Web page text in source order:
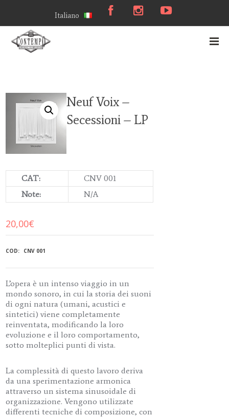
Italiano
Neuf Voix –
Secessioni – LP
CAT:
CNV 001
Note:
N/A
20,00€
COD: CNV 001
L’opera è un intenso viaggio in un
mondo sonoro, in cui la storia dei suoni
di ogni natura (umani, acustici e
sintetici) viene completamente
reinventata, modificando la loro
evoluzione e il loro comportamento,
sotto molteplici punti di vista.
La complessità di questo lavoro deriva
da una sperimentazione armonica
attraverso un sistema sinusoidale di
organizzazione. Vengono utilizzate
differenti tecniche di composizione, con